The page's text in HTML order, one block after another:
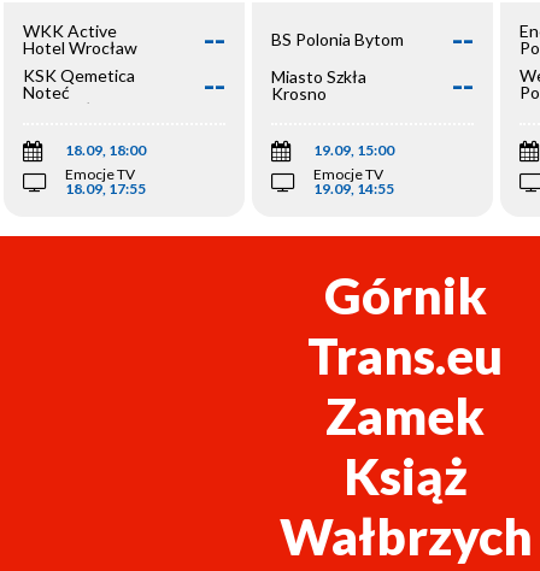
WKK Active
Hotel Wrocław
--
KSK Qemetica
Noteć
Inowrocław
--
18.09, 18:00
Emocje TV
18.09, 17:55
BS Polonia Bytom --
Miasto Szkła
Krosno
--
19.09, 15:00
Emocje TV
19.09, 14:55
Górnik
Trans.eu
Zamek
Książ
Wałbrzych